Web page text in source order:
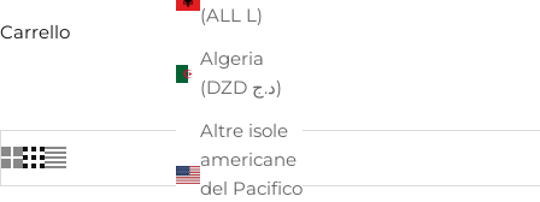
(ALL L)
Algeria
(DZD د.ج)
Altre isole
americane
del Pacifico
Carrello